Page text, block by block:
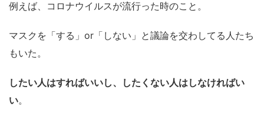
例えば、コロナウイルスが流行った時のこと。
マスクを「する」or「しない」と議論を交わしてる人たち
もいた。
したい人はすればいいし、したくない人はしなければい
い。